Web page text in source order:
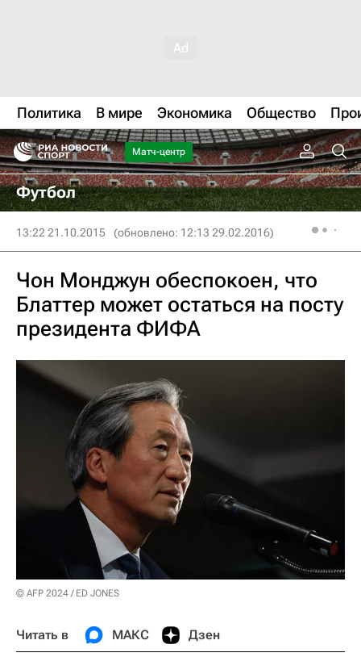
Политика В мире Экономика Общество
Матч-центр
Футбол
13:22 21.10.2015 (обновлено: 12:13 29.02.2016)
Чон Монджун обеспокоен, что
Блаттер может остаться на посту
президента ФИФА
© AFP 2024 / ED JONES
Читать в МАКС Дзен